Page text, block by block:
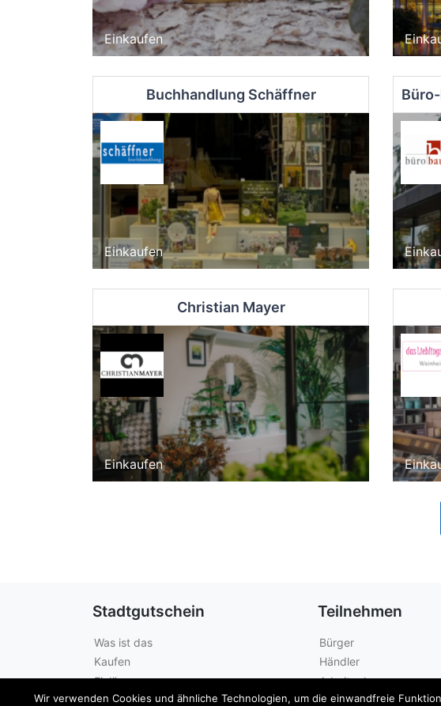
Einkaufen
Buchhandlung Schäffner
Einkaufen
Christian Mayer
Einkaufen
Stadtgutschein
Was ist das
Kaufen
Einlösen
Guthabenabfrage
Teilnehmen
Bürger
Händler
Arbeitgeber
Städte
Wir verwenden Cookies und ähnliche Technologien, um die einwandfreie